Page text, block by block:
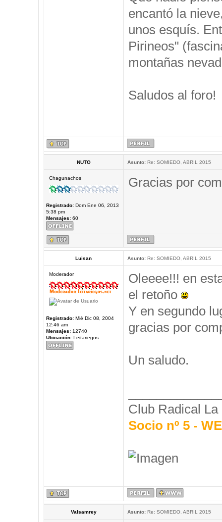
encantó la
unos esquís.
Pirineos"
montañas
Saludos al foro!
NUTO Asunto:Re: SOMIEDO, ABRIL 2015
Chagunachos
Registrado:Dom Ene 06, 2013
5:38 pm
Mensajes:60
Gracias por
Luisan Asunto:Re: SOMIEDO, ABRIL 2015
Moderador
Registrado:Mié Dic 08, 2004
12:46 am
Mensajes:12740
Ubicación:Leitariegos
Oleeee!!! en
el retoño
Y en segundo
gracias por
Un saludo.
Club Radical La
Socio nº 5 -
Valsamrey Asunto:Re: SOMIEDO, ABRIL 2015